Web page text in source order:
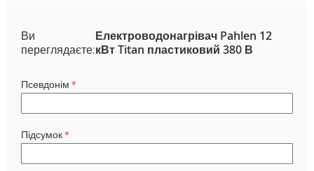
Ви
переглядаєте:
Електроводонагрівач Pahlen 12
кВт Titan пластиковий 380 В
Псевдонім
Підсумок